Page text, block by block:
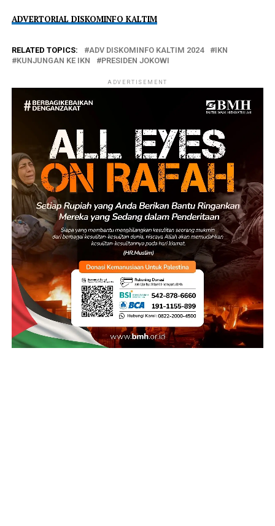
ADVERTORIAL DISKOMINFO KALTIM
RELATED TOPICS: ADV DISKOMINFO KALTIM 2024
IKN
KUNJUNGAN KE IKN
PRESIDEN JOKOWI
ADVERTISEMENT